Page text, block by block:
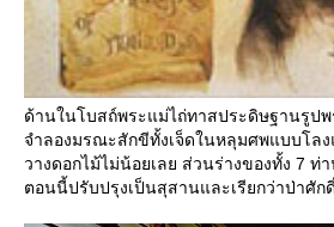
ด้านในโบสถ์พระแม่ไถ่ทาสประดิษฐานรูป
จำลองมรณะสักขีทั้งเจ็ดในหลุมศพแบบโลง
วางดอกไม้ไม่น้อยเลย ส่วนร่างของทั้ง 7 ท่
ตอนนี้ปรับปรุงเป็นสุสานและเรียกว่าป่าศัก